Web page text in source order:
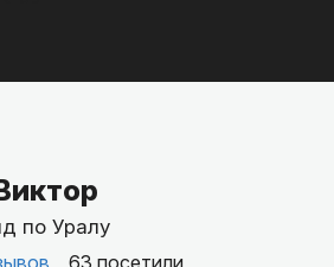
по Уралу
63 посетили